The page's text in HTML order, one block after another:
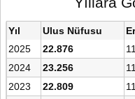
Yıl Ulus Nüfusu
2025
22.876
2024
23.256
2023
22.809